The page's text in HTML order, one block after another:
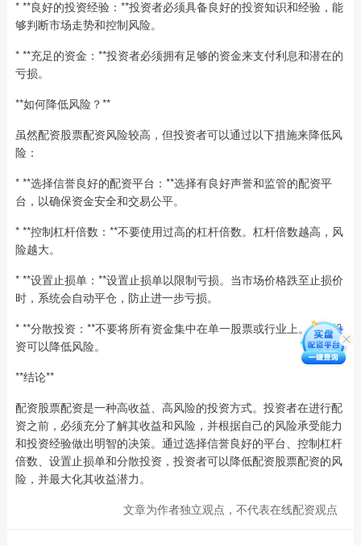
* **良好的投资经验：**投资者必须具备良好的投资知识和经验，能
够判断市场走势和控制风险。
* **充足的资金：**投资者必须拥有足够的资金来支付利息和潜在的
亏损。
**如何降低风险？**
虽然配资股票配资风险较高，但投资者可以通过以下措施来降低风
险：
* **选择信誉良好的配资平台：**选择有良好声誉和监管的配资平
台，以确保资金安全和交易公平。
* **控制杠杆倍数：**不要使用过高的杠杆倍数。杠杆倍数越高，风
险越大。
* **设置止损单：**设置止损单以限制亏损。当市场价格跌至止损价
时，系统会自动平仓，防止进一步亏损。
* **分散投资：**不要将所有资金集中在单一股票或行业上。分散投
资可以降低风险。
**结论**
配资股票配资是一种高收益、高风险的投资方式。投资者在进行配
资之前，必须充分了解其收益和风险，并根据自己的风险承受能力
和投资经验做出明智的决策。通过选择信誉良好的平台、控制杠杆
倍数、设置止损单和分散投资，投资者可以降低配资股票配资的风
险，并最大化其收益潜力。
文章为作者独立观点，不代表在线配资观点